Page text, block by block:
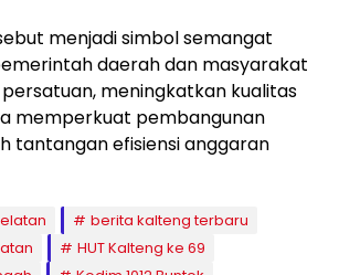
menjadi simbol semangat
daerah dan masyarakat
meningkatkan kualitas
memperkuat pembangunan
tantangan efisiensi anggaran
berita kalteng terbaru
HUT Kalteng ke 69